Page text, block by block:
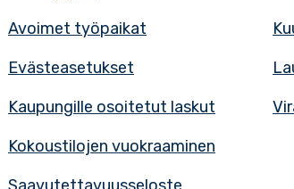
Avoimet työpaikat
Evästeasetukset
Kaupungille osoitetut laskut
Kokoustilojen vuokraaminen